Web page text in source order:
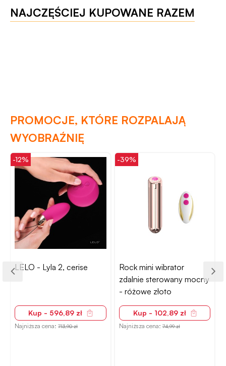
NAJCZĘŚCIEJ KUPOWANE RAZEM
PROMOCJE, KTÓRE ROZPALAJĄ
WYOBRAŹNIĘ
-12%
LELO - Lyla 2, cerise
Kup - 596,89 zł
Najniższa cena:713,90 zł
-39%
Rock mini wibrator
zdalnie sterowany mocny
- różowe złoto
Kup - 102,89 zł
Najniższa cena:74,99 zł